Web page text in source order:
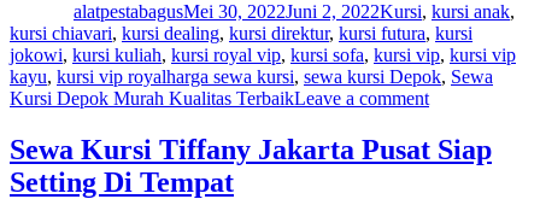
alatpestabagusMei 30, 2022Juni 2, 2022Kursi, kursi anak,
kursi chiavari, kursi dealing, kursi direktur, kursi futura, kursi
jokowi, kursi kuliah, kursi royal vip, kursi sofa, kursi vip, kursi vip
kayu, kursi vip royalTags
harga sewa kursi, sewa kursi Depok, Sewa
Kursi Depok Murah Kualitas TerbaikLeave a commenton
Kursi
Depok
Sewa Kursi Tiffany Jakarta Pusat Siap
Setting Di Tempat